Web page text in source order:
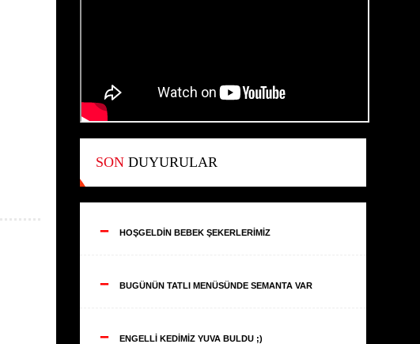
SONDUYURULAR
-- HOŞGELDİN BEBEK ŞEKERLERİMİZ
-- BUGÜNÜN TATLI MENÜSÜNDE SEMANTA VAR
-- ENGELLİ KEDİMİZ YUVA BULDU ;)